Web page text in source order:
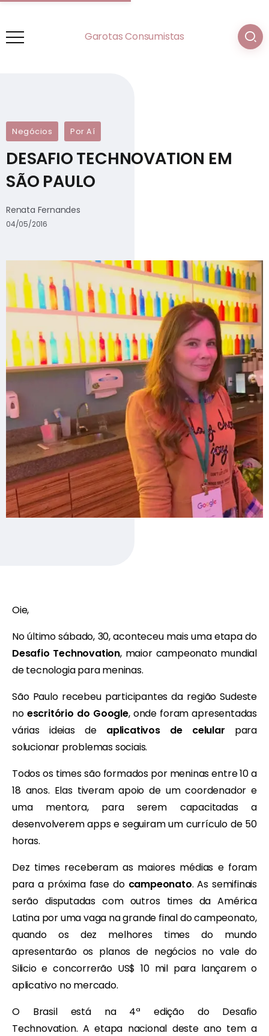
Garotas Consumistas
Negócios Por Aí
DESAFIO TECHNOVATION EM
SÃO PAULO
Renata Fernandes
04/05/2016
Oie,
No último sábado, 30, aconteceu mais uma etapa do
Desafio Technovation, maior campeonato mundial
de tecnologia para meninas.
São Paulo recebeu participantes da região Sudeste
no escritório do Google, onde foram apresentadas
várias ideias de aplicativos de celular para
solucionar problemas sociais.
Todos os times são formados por meninas entre 10 a
18 anos. Elas tiveram apoio de um coordenador e
uma mentora, para serem capacitadas a
desenvolverem apps e seguiram um currículo de 50
horas.
Dez times receberam as maiores médias e foram
para a próxima fase do campeonato. As semifinais
serão disputadas com outros times da América
Latina por uma vaga na grande final do campeonato,
quando os dez melhores times do mundo
apresentarão os planos de negócios no vale do
Silicio e concorrerão US$ 10 mil para lançarem o
aplicativo no mercado.
O Brasil está na 4ª edição do Desafio
Technovation. A etapa nacional deste ano tem a